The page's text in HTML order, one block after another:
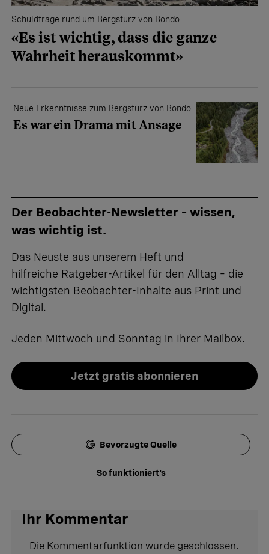
Schuldfrage rund um Bergsturz von Bondo
«Es ist wichtig, dass die ganze
Wahrheit herauskommt»
Neue Erkenntnisse zum Bergsturz von Bondo
Es war ein Drama mit Ansage
Der Beobachter-Newsletter – wissen,
was wichtig ist.
Das Neuste aus unserem Heft und
hilfreiche Ratgeber-Artikel für den Alltag – die
wichtigsten Beobachter-Inhalte aus Print und
Digital.
Jeden Mittwoch und Sonntag in Ihrer Mailbox.
Jetzt gratis abonnieren
Bevorzugte Quelle
So funktioniert's
Ihr Kommentar
Die Kommentarfunktion wurde geschlossen.